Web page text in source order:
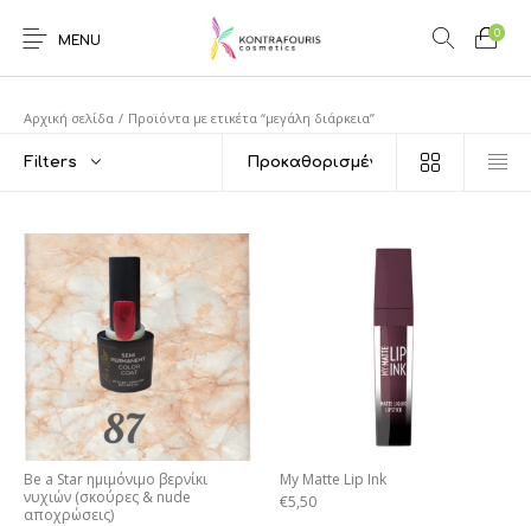
MENU
0
Αρχική σελίδα / Προϊόντα με ετικέτα “μεγάλη διάρκεια”
Filters
Be a Star ημιμόνιμο βερνίκι
νυχιών (σκούρες & nude
αποχρώσεις)
My Matte Lip Ink
€5,50